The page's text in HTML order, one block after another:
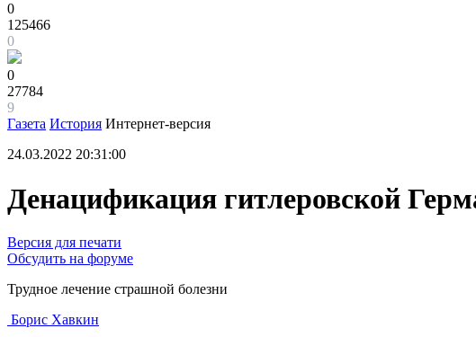
0
125466
0
0
27784
9
Газета История Интернет-версия
24.03.2022 20:31:00
Денацификация гитлеровской
Версия для печати
Обсудить на форуме
Трудное лечение страшной болезни
Борис Хавкин